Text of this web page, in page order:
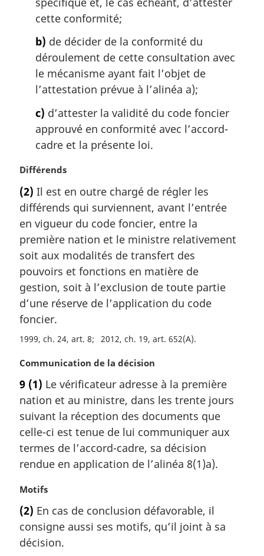
cette conformité;
b) de décider de la conformité du
déroulement de cette consultation avec
le mécanisme ayant fait l’objet de
l’attestation prévue à l’alinéa a);
c) d’attester la validité du code foncier
approuvé en conformité avec l’accord-
cadre et la présente loi.
N
t
e
m
a
r
g
i
n
a
l
e
:
Différends
(2) Il est en outre chargé de régler les
différends qui surviennent, avant l’entrée
en vigueur du code foncier, entre la
première nation et le ministre relativement
soit aux modalités de transfert des
pouvoirs et fonctions en matière de
gestion, soit à l’exclusion de toute partie
d’une réserve de l’application du code
foncier.
1999, ch. 24, art. 8 2012, ch. 19, art. 652(A)
N
t
e
m
a
g
i
a
l
e
:
Communication de la décision
9 (1) Le vérificateur adresse à la première
nation et au ministre, dans les trente jours
suivant la réception des documents que
celle-ci est tenue de lui communiquer aux
termes de l’accord-cadre, sa décision
rendue en application de l’alinéa 8(1)a).
N
t
e
m
Motifs
(2) En cas de conclusion défavorable, il
consigne aussi ses motifs, qu’il joint à sa
décision.